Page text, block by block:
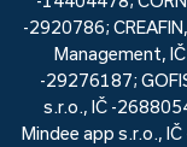
-2920786;
Management,
-29276187;
s.r.o., IČ -
Mindee app s.r.o.,